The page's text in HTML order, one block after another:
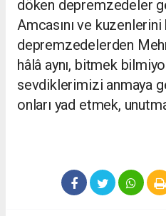
döken depremzedeler
Amcasını ve
depremzedelerden
hâlâ aynı, bitmek
sevdiklerimizi anmaya
onları yad etmek,